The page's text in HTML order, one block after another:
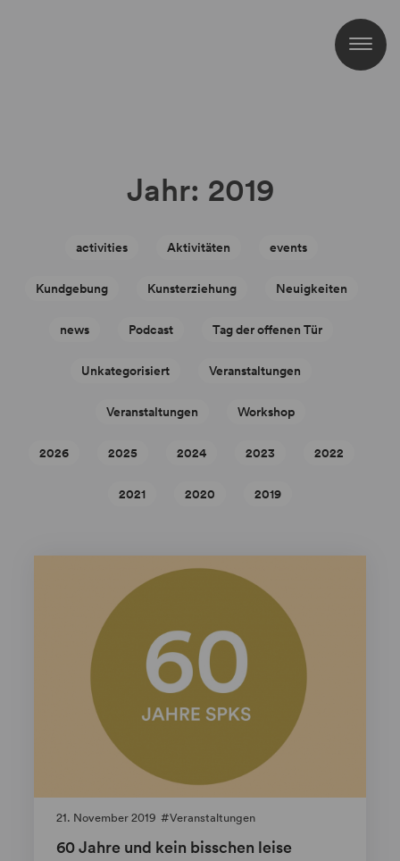
Jahr: 2019
activities Aktivitäten events
Kundgebung Kunsterziehung Neuigkeiten
news Podcast Tag der offenen Tür
Unkategorisiert Veranstaltungen
Veranstaltungen Workshop
2026 2025 2024 2023 2022
2021 2020 2019
21. November 2019 Veranstaltungen
60 Jahre und kein bisschen leise